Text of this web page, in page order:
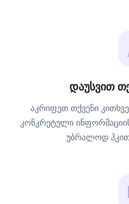
დაუსვით
აკრიფეთ თქვენი
კონკრეტული
უბრალოდ